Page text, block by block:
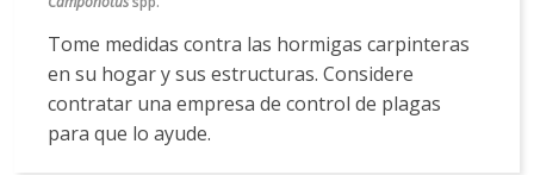
Tome medidas contra las hormigas carpinteras
en su hogar y sus estructuras. Considere
contratar una empresa de control de plagas
para que lo ayude.